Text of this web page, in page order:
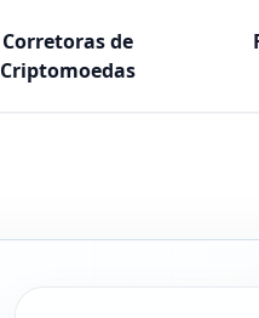
Corretoras de
Criptomoedas